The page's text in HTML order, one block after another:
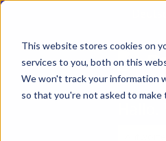
This website stores cookies on
services to you, both on this
We won't track your information
so that you're not asked to make